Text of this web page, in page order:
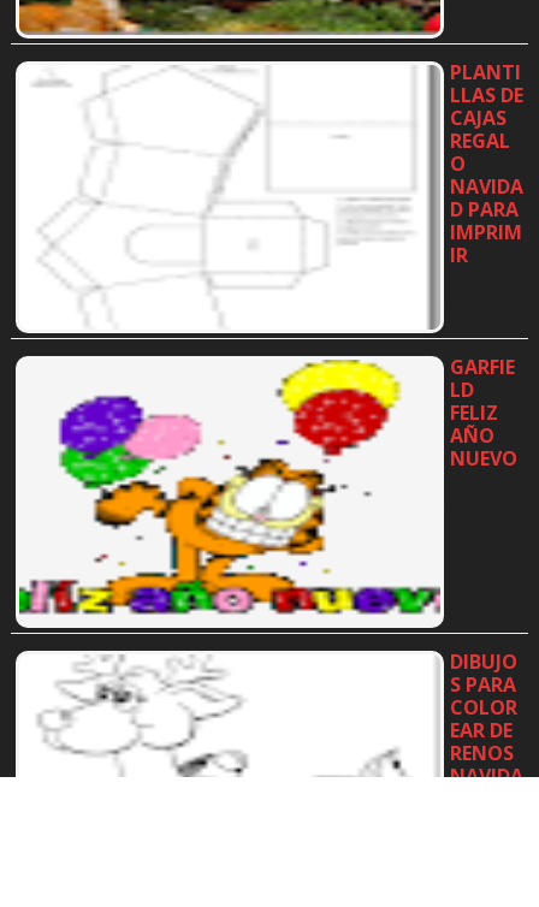
PLANTI
LLAS DE
CAJAS
REGAL
O
NAVIDA
D PARA
IMPRIM
IR
GARFIE
LD
FELIZ
AÑO
NUEVO
DIBUJO
S PARA
COLOR
EAR DE
RENOS
NAVIDA